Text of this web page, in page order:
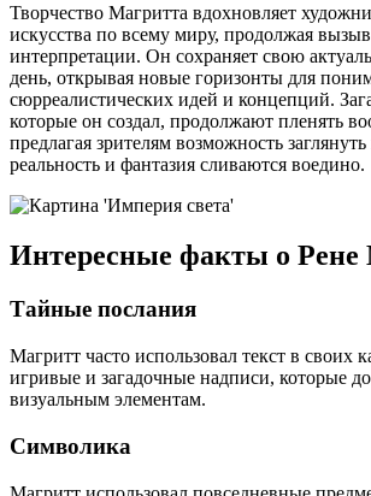
Творчество Магритта вдохновляет
искусства по всему миру, продолжая
интерпретации. Он сохраняет свою
день, открывая новые горизонты для
сюрреалистических идей и концепций.
которые он создал, продолжают пленять
предлагая зрителям возможность
реальность и фантазия сливаются воедино.
Интересные факты о Рене
Тайные послания
Магритт часто использовал текст в своих
игривые и загадочные надписи, которые
визуальным элементам.
Символика